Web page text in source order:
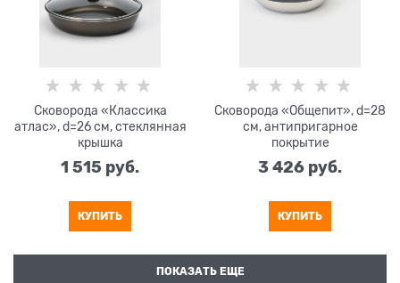
Сковорода «Классика
атлас», d=26 см, стеклянная
крышка
1 515 руб.
КУПИТЬ
Сковорода «Общепит», d=28
см, антипригарное
покрытие
3 426 руб.
КУПИТЬ
ПОКАЗАТЬ ЕЩЕ